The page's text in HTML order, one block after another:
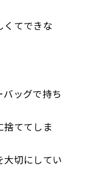
くてできな
ッグで持ち
ててしま
切にしてい